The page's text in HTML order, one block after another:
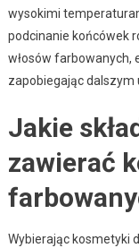
wysokimi
podcinanie końcówek
włosów farbowanych,
zapobiegając dalszym
Jakie
zawierać
Wybierając kosmetyki